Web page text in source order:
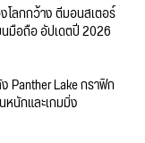
โลกกว้าง ตีมอนสเตอร์
มือถือ อัปเดตปี 2026
Panther Lake กราฟิก
หนักและเกมมิ่ง